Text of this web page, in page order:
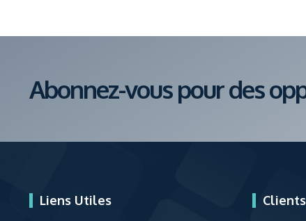
Abonnez-vous pour des
Liens Utiles
Clients